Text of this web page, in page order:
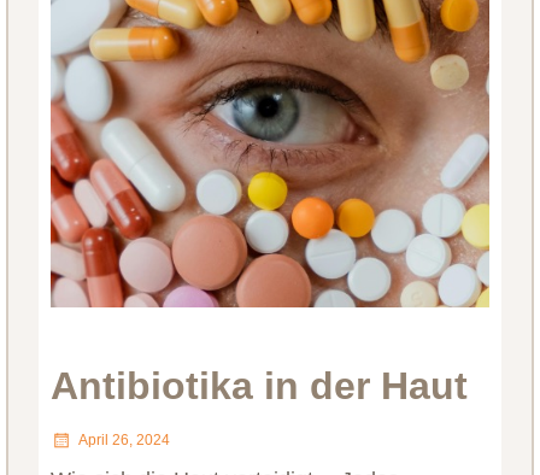
Antibiotika in der Haut
April 26, 2024